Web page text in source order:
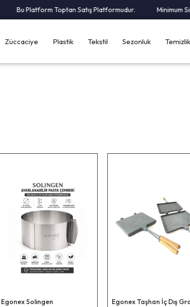
Bu Platform Toptan Satış Platformudur. Minimum Sipariş
Züccaciye Plastik Tekstil Sezonluk Temizlik
Egonex Solingen
Egonex Taşhan İç Dış